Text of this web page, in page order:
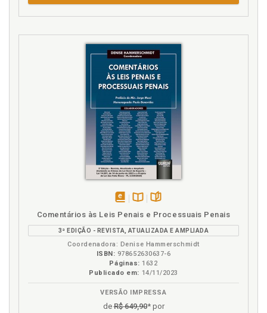
eBookB.V.
Comentários às Leis Penais e Processuais Penais
3ª EDIÇÃO - REVISTA, ATUALIZADA E AMPLIADA
Coordenadora: Denise Hammerschmidt
ISBN: 978652630637-6
Páginas: 1632
Publicado em: 14/11/2023
VERSÃO IMPRESSA
deR$ 649,90* por